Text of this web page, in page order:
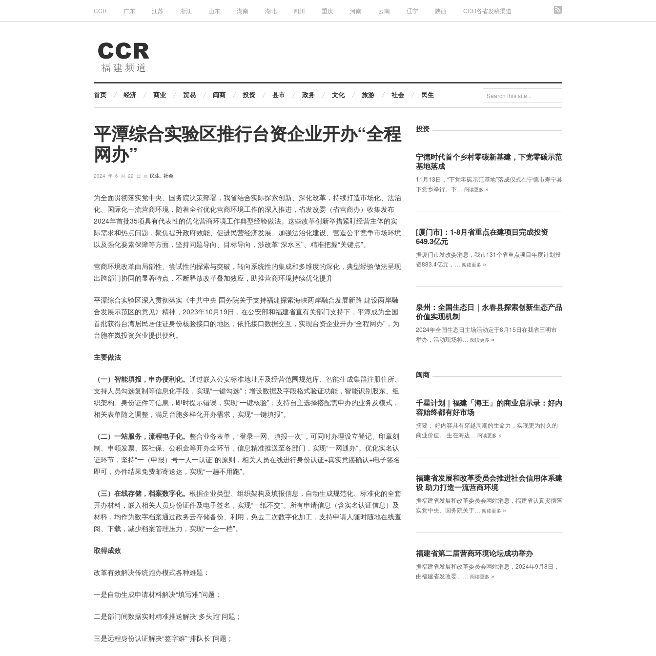
CCR 广东 江苏 浙江 山东 湖南 湖北 四川 重庆 河南 云南 辽宁 陕西 CCR各省发稿渠道
首页 经济 商业 贸易 闽商 投资 县市 政务 文化 旅游 社会 民生
平潭综合实验区推行台资企业开办“全程
网办”
2024 年 6 月 22 日 in 民生, 社会
为全面贯彻落实党中央、国务院决策部署，我省结合实际探索创新、深化改革，持续打造市场化、法治
化、国际化一流营商环境，随着全省优化营商环境工作的深入推进，省发改委（省营商办）收集发布
2024年首批35项具有代表性的优化营商环境工作典型经验做法。这些改革创新举措紧盯经营主体的实
际需求和热点问题，聚焦提升政府效能、促进民营经济发展、加强法治化建设、营造公平竞争市场环境
以及强化要素保障等方面，坚持问题导向、目标导向，涉改革“深水区”、精准把握“关键点”。
营商环境改革由局部性、尝试性的探索与突破，转向系统性的集成和多维度的深化，典型经验做法呈现
出跨部门协同的显著特点，不断释放改革叠加效应，助推营商环境持续优化提升
平潭综合实验区深入贯彻落实《中共中央 国务院关于支持福建探索海峡两岸融合发展新路 建设两岸融
合发展示范区的意见》精神，2023年10月19日，在公安部和福建省直有关部门支持下，平潭成为全国
首批获得台湾居民居住证身份核验接口的地区，依托接口数据交互，实现台资企业开办“全程网办”，为
台胞在岚投资兴业提供便利。
主要做法
（一）智能填报，申办便利化。 通过嵌入公安标准地址库及经营范围规范库、智能生成集群注册住所、
支持人员勾选复制等信息化手段，实现“一键勾选”；增设数据及字段格式验证功能，智能识别股东、组
织架构、身份证件等信息，即时提示错误，实现“一键核验”；支持自主选择搭配需申办的业务及模式，
相关表单随之调整，满足台胞多样化开办需求，实现“一键填报”。
（二）一站服务，流程电子化。 整合业务表单，“登录一网、填报一次”，可同时办理设立登记、印章刻
制、申领发票、医社保、公积金等开办全环节，信息精准推送至各部门，实现“一网通办”。优化实名认
证环节，坚持“一（申报）号一人一认证”的原则，相关人员在线进行身份认证+真实意愿确认+电子签名
即可，办件结果免费邮寄送达，实现“一趟不用跑”。
（三）在线存储，档案数字化。 根据企业类型、组织架构及填报信息，自动生成规范化、标准化的全套
开办材料，嵌入相关人员身份证件及电子签名，实现“一纸不交”。所有申请信息（含实名认证信息）及
材料，均作为数字档案通过政务云存储备份、利用，免去二次数字化加工，支持申请人随时随地在线查
阅、下载，减少档案管理压力，实现“一企一档”。
取得成效
改革有效解决传统跑办模式各种难题：
一是自动生成申请材料解决“填写难”问题；
二是部门间数据实时精准推送解决“多头跑”问题；
三是远程身份认证解决“签字难”“排队长”问题；
投资
宁德时代首个乡村零碳新基建，下党零碳示范
基地落成
11月13日，“下党零碳示范基地”落成仪式在宁德市寿宁县
下党乡举行。下…
阅读更多 »
[厦门市]：1-8月省重点在建项目完成投资
649.3亿元
据厦门市发改委消息，我市131个省重点项目年度计划投
资883.4亿元，…
阅读更多 »
泉州：全国生态日｜永春县探索创新生态产品
价值实现机制
2024年全国生态日主场活动定于8月15日在我省三明市
举办，活动现场将…
阅读更多 »
闽商
千星计划｜福建「海王」的商业启示录：好内
容始终都有好市场
摘要： 好内容具有穿越周期的生命力，实现更为持久的
商业价值。 生在海边…
阅读更多 »
福建省发展和改革委员会推进社会信用体系建
设 助力打造一流营商环境
据福建省发展和改革委员会网站消息，福建省认真贯彻落
实党中央、国务院关于…
阅读更多 »
福建省第二届营商环境论坛成功举办
据福建省发展和改革委员会网站消息，2024年9月8日，
由福建省发改委、…
阅读更多 »